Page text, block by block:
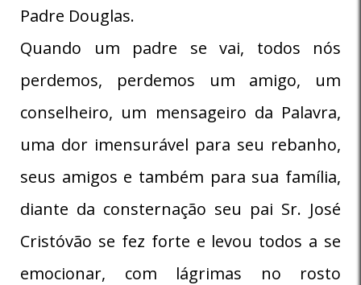
Padre Douglas.
Quando um padre se vai, todos nós
perdemos, perdemos um amigo, um
conselheiro, um mensageiro da Palavra,
uma dor imensurável para seu rebanho,
seus amigos e também para sua família,
diante da consternação seu pai Sr. José
Cristóvão se fez forte e levou todos a se
emocionar, com lágrimas no rosto